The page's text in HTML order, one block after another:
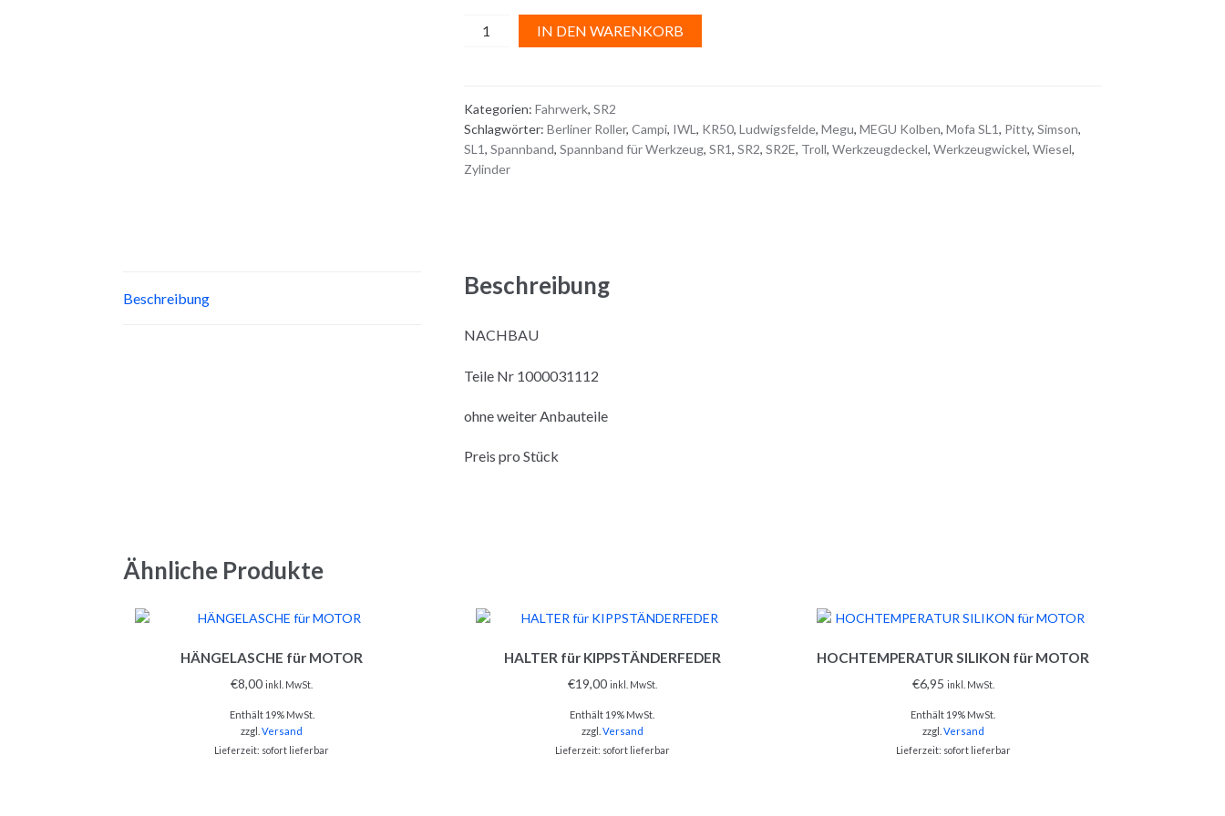
SPANNBANDIN DEN WARENKORB
n
Kategorien: Fahrwerk, SR2
Schlagwörter: Berliner Roller, Campi, IWL , KR50, Ludwigsfelde, Megu, MEGU Kolben, Mofa SL1, Pitty, Simson,
SL1, Spannband, Spannband für Werkzeug, SR1, SR2, SR2E, Troll, Werkzeugdeckel, Werkzeugwickel, Wiesel,
Zylinder
Beschreibung Beschreibung
NACHBAU
Teile Nr 1000031112
ohne weiter Anbauteile
Preis pro Stück
Ähnliche Produkte
HÄNGELASCHE für MOTOR
€8,00 inkl. MwSt.
Enthält 19% MwSt.
zzgl.Versand
Lieferzeit: sofort lieferbar
HALTER für KIPPSTÄNDERFEDER
€19,00 inkl. MwSt.
Enthält 19% MwSt.
zzgl. Versand
Lieferzeit: sofort lieferbar
HOCHTEMPERATUR SILIKON für MOTOR
€6,95 inkl. MwSt.
Enthält 19% MwSt.
zzgl. Versand
Lieferzeit: sofort lieferbar